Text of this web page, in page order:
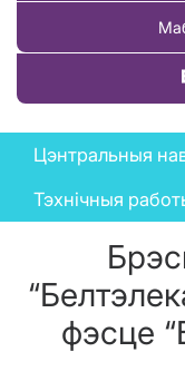
News
menu
Цэнтральныя
Тэхнічныя
фэсце